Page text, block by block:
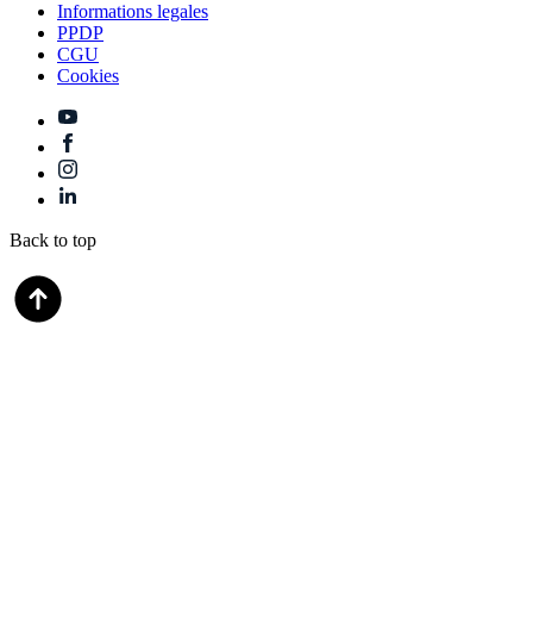
Informations legales
PPDP
CGU
Cookies
Back to top